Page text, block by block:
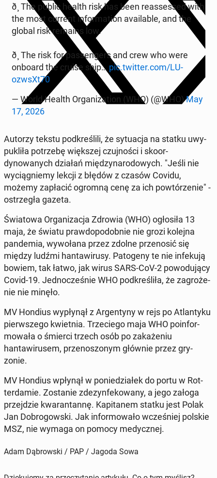
ð¸ The public health risk has been re­assessed with
the most current in­for­ma­tion avail­able, and the
global risk remains low.
ð¸ The risk for pas­sen­gers and crew who were
onboard the cruise ship… pic.twitter.com/LU­
ozwsXt70
— World Health Or­ga­ni­za­tion (WHO) (@WHO)May
17, 2026
Autorzy tekstu pod­kreślili, że sytu­ac­ja na statku uwy­
puk­liła potrze­bę więk­szej czu­jnoś­ci i sko­or­
dynowanych działań między­nar­o­dowych. "Jeśli nie
wyciąg­niemy lekcji z błędów z czasów Covidu,
możemy za­płacić ogromną cenę za ich powtórze­nie" -
os­trzegła gazeta.
Świa­towa Or­ga­ni­za­c­ja Zdrowia (WHO) ogłosiła 13
maja, że światu praw­dopodob­nie nie grozi kolejna
pan­demia, wywołana przez zdolne przenosić się
między ludźmi hantawirusy. Patoge­ny te nie in­feku­ją
bowiem, tak łatwo, jak wirus SARS-CoV-2 powodu­ją­cy
Covid-19. Jed­nocześnie WHO pod­kreśliła, że za­groże­
nie nie minęło.
MV Hondius wypłynął z Ar­gen­tyny w rejs po At­lantyku
pier­wszego kwiet­nia. Trze­ciego maja WHO poin­for­
mowała o śmierci trzech osób po za­każe­niu
hantawirusem, przenos­zonym głównie przez gry­
zonie.
MV Hondius wpłynął w poniedzi­ałek do portu w Rot­
ter­damie. Zostanie zdezyn­fekowany, a jego załoga
prze­jdzie kwaran­tan­nę. Kap­i­tanem statku jest Polak
Jan Do­bro­gows­ki. Jak in­for­mowało wcześniej polskie
MSZ, nie wymaga on pomocy me­dy­cznej.
Adam Dąbrowski / PAP / Jagoda Sowa